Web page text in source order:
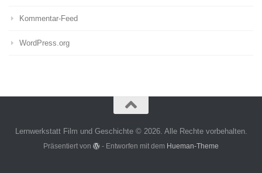
Kommentar-Feed
WordPress.org
Lernwerkstatt Film und Geschichte © 2026. Alle Rechte vorbehalten.
Präsentiert von - Entworfen mit dem Hueman-Theme